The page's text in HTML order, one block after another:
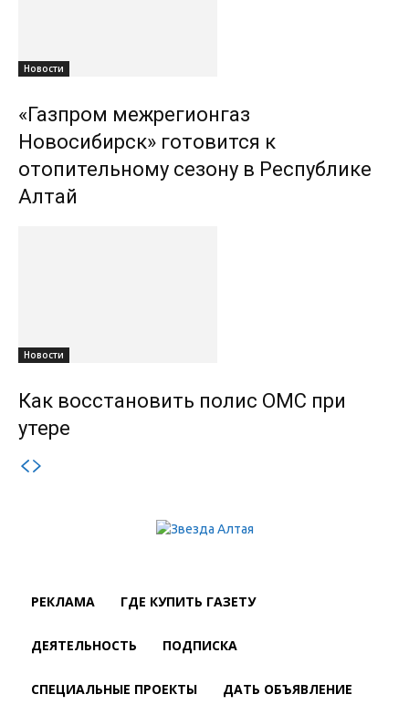
Новости
«Газпром межрегионгаз
Новосибирск» готовится к
отопительному сезону в Республике
Алтай
Новости
Как восстановить полис ОМС при
утере
РЕКЛАМА ГДЕ КУПИТЬ ГАЗЕТУ
ДЕЯТЕЛЬНОСТЬ ПОДПИСКА
СПЕЦИАЛЬНЫЕ ПРОЕКТЫ ДАТЬ ОБЪЯВЛЕНИЕ